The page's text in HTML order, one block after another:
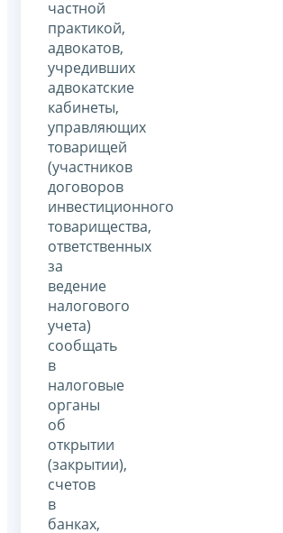
частной
практикой,
адвокатов,
учредивших
адвокатские
кабинеты,
управляющих
товарищей
(участников
договоров
инвестиционного
товарищества,
ответственных
за
ведение
налогового
учета)
сообщать
в
налоговые
органы
об
открытии
(закрытии),
счетов
в
банках,